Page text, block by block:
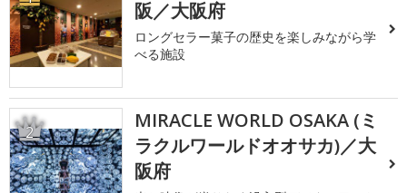
阪／大阪府
ロングセラー菓子の歴史を楽しみながら学
べる施設
2
MIRACLE WORLD OSAKA (ミ
ラクルワールドオオサカ)／大
阪府